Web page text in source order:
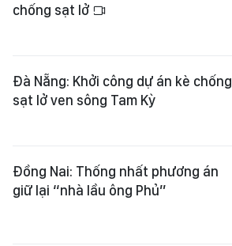
chống sạt lở
Đà Nẵng: Khởi công dự án kè chống
sạt lở ven sông Tam Kỳ
Đồng Nai: Thống nhất phương án
giữ lại “nhà lầu ông Phủ”